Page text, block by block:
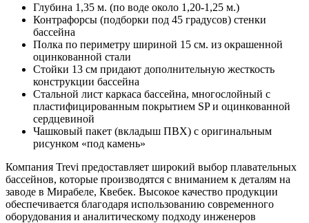
Глубина 1,35 м. (по воде около 1,20-1,25 м.)
Контрафорсы (подборки под 45 градусов) стенки
бассейна
Полка по периметру шириной 15 см. из окрашенной
оцинкованной стали
Стойки 13 см придают дополнительную жесткость
конструкции бассейна
Стальной лист каркаса бассейна, многослойный с
пластифицированным покрытием SP и оцинкованной
сердцевиной
Чашковый пакет (вкладыш ПВХ) с оригинальным
рисунком «под камень»
Компания Trevi предоставляет широкий выбор плавательных
бассейнов, которые производятся с вниманием к деталям на
заводе в Мирабеле, Квебек. Высокое качество продукции
обеспечивается благодаря использованию современного
оборудования и аналитическому подходу инженеров